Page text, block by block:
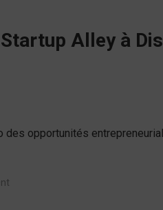
Alley à
des opportunités